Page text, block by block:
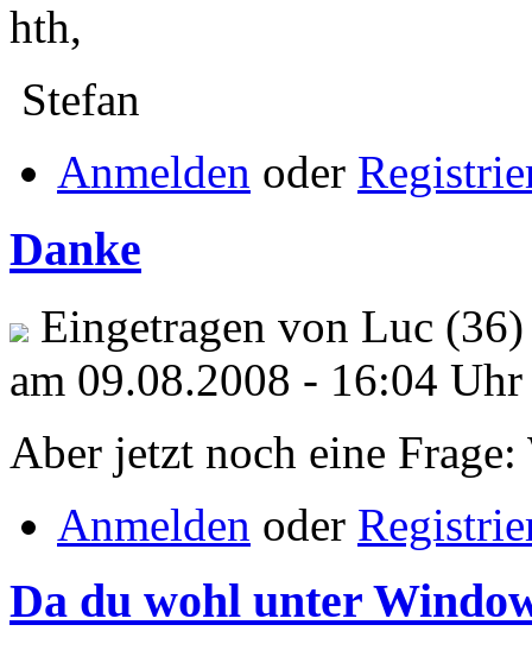
hth,
Stefan
Anmelden oder
Danke
Eingetragen von Luc (36)
am 09.08.2008 - 16:04 Uhr
Aber jetzt noch eine Frage:
Anmelden oder
Da du wohl unter